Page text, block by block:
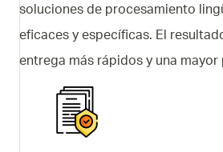
soluciones de procesamiento
eficaces y específicas. El
entrega más rápidos y una